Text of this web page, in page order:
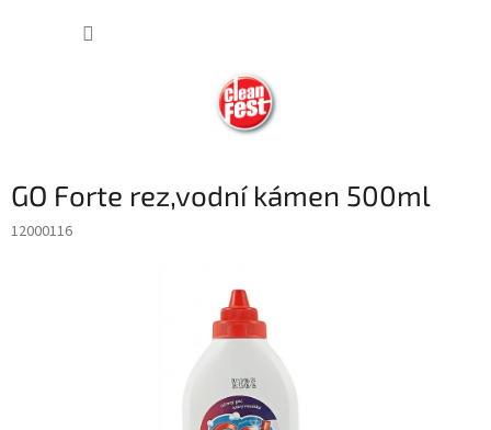
GO Forte rez,vodní kámen 500ml
12000116